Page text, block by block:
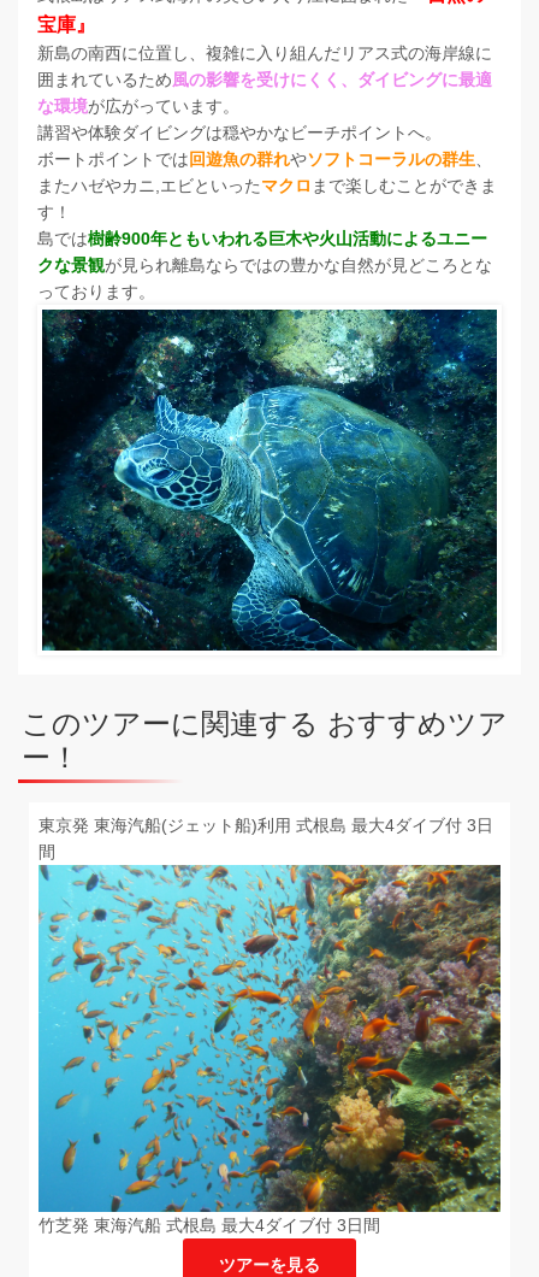
宝庫』
新島の南西に位置し、複雑に入り組んだリアス式の海岸線に
囲まれているため風の影響を受けにくく、ダイビングに最適
な環境が広がっています。
講習や体験ダイビングは穏やかなビーチポイントへ。
ボートポイントでは回遊魚の群れやソフトコーラルの群生
またハゼやカニ,エビといったマクロ まで楽しむことができま
す！
島では樹齢900年ともいわれる巨木や火山活動によるユニー
クな景観が見られ離島ならではの豊かな自然が見どころとな
っております。
このツアーに関連する おすすめツア
ー！
東京発 東海汽船(ジェット船)利用 式根島 最大4ダイブ付 3日
間
竹芝発 東海汽船 式根島 最大4ダイブ付 3日間
ツアーを見る